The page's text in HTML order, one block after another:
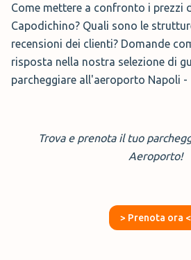
Come mettere a confronto i prezzi
Capodichino? Quali sono le
recensioni dei clienti? Domande
risposta nella nostra selezione di
parcheggiare all'aeroporto Napoli
Trova e prenota il tuo
Aeroporto!
> Prenota ora <